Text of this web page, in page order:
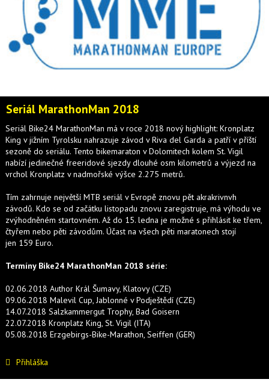
Seriál MarathonMan 2018
Seriál Bike24 MarathonMan má v roce 2018 nový highlight: Kronplatz
King v jižním Tyrolsku nahrazuje závod v Riva del Garda a patří v příští
sezoně do seriálu. Tento bikemaraton v Dolomitech kolem St. Vigil
nabízí jedinečné freeridové sjezdy dlouhé osm kilometrů a výjezd na
vrchol Kronplatz v nadmořské výšce 2.275 metrů.
Tím zahrnuje největší MTB seriál v Evropě znovu pět akrakrivnvh
závodů. Kdo se od začátku listopadu znovu zaregistruje, má výhodu ve
zvýhodněném startovném. Až do 15. ledna je možné s přihlásit ke třem,
čtyřem nebo pěti závodům. Účast na všech pěti maratonech stojí
jen 159 Euro.
Termíny Bike24 MarathonMan 2018 série:
02.06.2018 Author Král Šumavy, Klatovy (CZE)
09.06.2018 Malevil Cup, Jablonné v Podještědí (CZE)
14.07.2018 Salzkammergut Trophy, Bad Goisern
22.07.2018 Kronplatz King, St. Vigil (ITA)
05.08.2018 Erzgebirgs-Bike-Marathon, Seiffen (GER)
Přihláška